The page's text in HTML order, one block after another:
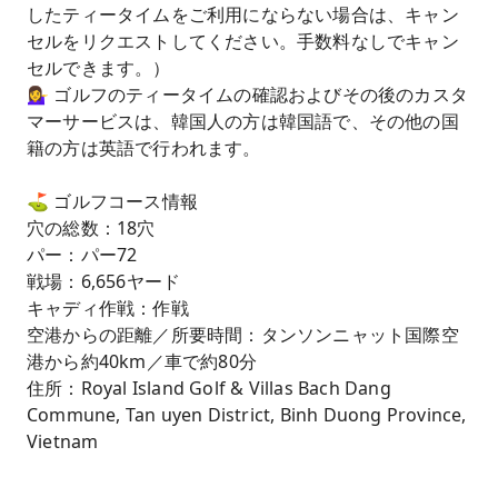
したティータイムをご利用にならない場合は、キャン
セルをリクエストしてください。手数料なしでキャン
セルできます。）
💁‍♀️ ゴルフのティータイムの確認およびその後のカスタ
マーサービスは、韓国人の方は韓国語で、その他の国
籍の方は英語で行われます。
⛳️ ゴルフコース情報
穴の総数：18穴
パー：パー72
戦場：6,656ヤード
キャディ作戦：作戦
空港からの距離／所要時間：タンソンニャット国際空
港から約40km／車で約80分
住所：Royal Island Golf & Villas Bach Dang
Commune, Tan uyen District, Binh Duong Province,
Vietnam